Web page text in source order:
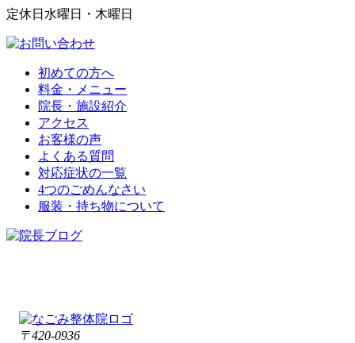
定休日 水曜日・木曜日
初めての方へ
料金・メニュー
院長・施設紹介
アクセス
お客様の声
よくある質問
対応症状の一覧
4つのごめんなさい
服装・持ち物について
〒420-0936